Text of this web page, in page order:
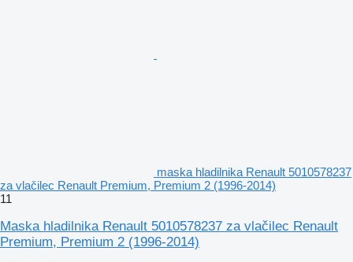
maska hladilnika Renault 5010578237
za vlačilec Renault Premium, Premium 2 (1996-2014)
11
Maska hladilnika Renault 5010578237 za vlačilec Renault
Premium, Premium 2 (1996-2014)